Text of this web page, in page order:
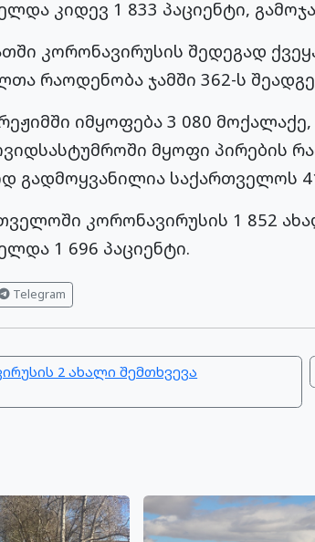
კიდევ 1 833 პაციენტი,
კორონავირუსის შედეგად
რაოდენობა ჯამში 362-ს
იმყოფება 3 080
მყოფი პირების
გადმოყვანილია საქართველოს
კორონავირუსის 1 852
1 696 პაციენტი.
Telegram
2 ახალი შემთხვევა